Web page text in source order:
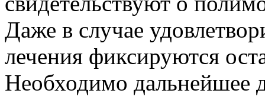
Даже в случае
лечения фиксируются
Необходимо дальнейшее